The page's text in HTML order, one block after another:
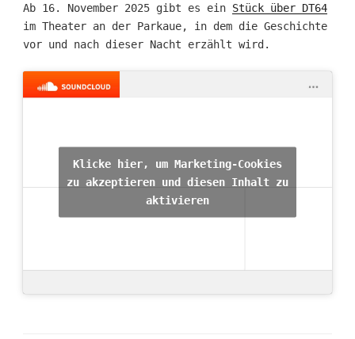
Ab 16. November 2025 gibt es ein Stück über DT64
im Theater an der Parkaue, in dem die Geschichte
vor und nach dieser Nacht erzählt wird.
Klicke hier, um Marketing-Cookies
zu akzeptieren und diesen Inhalt zu
aktivieren